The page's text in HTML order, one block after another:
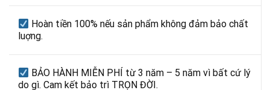
Hoàn tiền 100% nếu sản phẩm không đảm bảo chất
luợng.
BẢO HÀNH MIỄN PHÍ từ 3 năm – 5 năm vì bất cứ lý
do gì. Cam kết bảo trì TRỌN ĐỜI.